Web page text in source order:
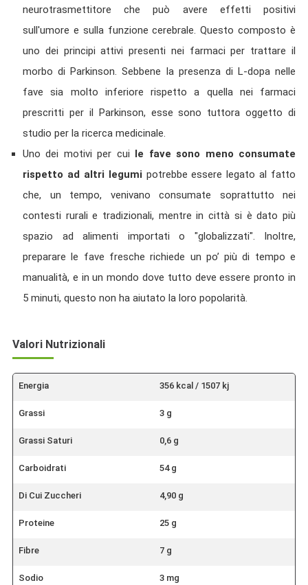
neurotrasmettitore che può avere effetti positivi
sull'umore e sulla funzione cerebrale. Questo composto è
uno dei principi attivi presenti nei farmaci per trattare il
morbo di Parkinson. Sebbene la presenza di L-dopa nelle
fave sia molto inferiore rispetto a quella nei farmaci
prescritti per il Parkinson, esse sono tuttora oggetto di
studio per la ricerca medicinale.
Uno dei motivi per cui le fave sono meno consumate
rispetto ad altri legumi potrebbe essere legato al fatto
che, un tempo, venivano consumate soprattutto nei
contesti rurali e tradizionali, mentre in città si è dato più
spazio ad alimenti importati o "globalizzati". Inoltre,
preparare le fave fresche richiede un po’ più di tempo e
manualità, e in un mondo dove tutto deve essere pronto in
5 minuti, questo non ha aiutato la loro popolarità.
Valori Nutrizionali
Energia 356 kcal / 1507 kj
Grassi 3 g
Grassi Saturi 0,6 g
Carboidrati 54 g
Di Cui Zuccheri 4,90 g
Proteine 25 g
Fibre 7 g
Sodio 3 mg